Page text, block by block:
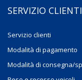
SERVIZIO CLIENTI
Servizio clienti
Modalità di pagamento
Modalità di consegna/